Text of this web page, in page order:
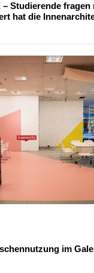
– Studierende fragen
hat die
im